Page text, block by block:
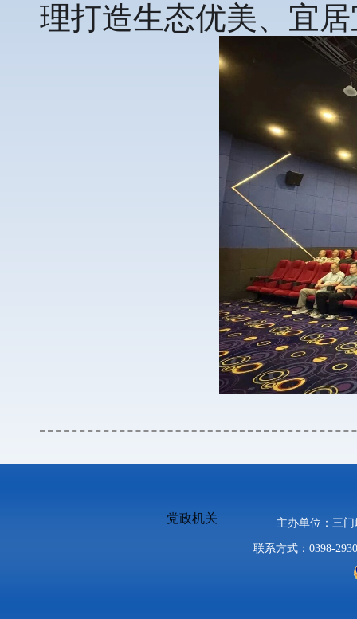
理打造生态优美、宜
党政机关 主办单位：三
联系方式：0398-